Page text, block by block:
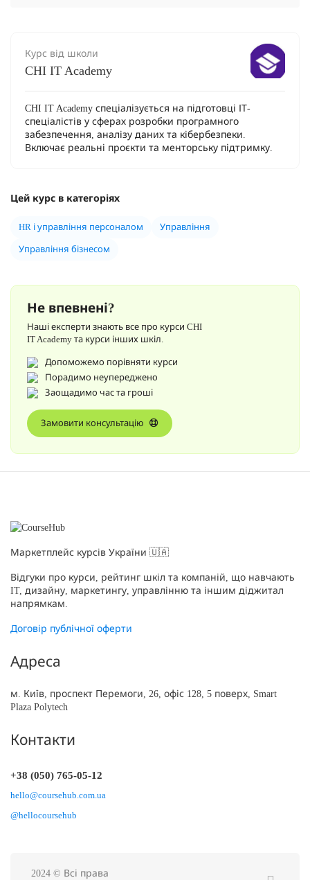
Курс від школи
CHI IT Academy
CHI IT Academy спеціалізується на підготовці ІТ-
спеціалістів у сферах розробки програмного
забезпечення, аналізу даних та кібербезпеки.
Включає реальні проєкти та менторську підтримку.
Цей курс в категоріях
HR і управління персоналом Управління
Управління бізнесом
Не впевнені?
Наші експерти знають все про курси CHI
IT Academy та курси інших шкіл.
Допоможемо порівняти курси
Порадимо неупереджено
Заощадимо час та гроші
Замовити консультацію
Маркетплейс курсів України 🇺🇦
Відгуки про курси, рейтинг шкіл та компаній, що навчають
IT, дизайну, маркетингу, управлінню та іншим діджитал
напрямкам.
Договір публічної оферти
Адреса
м. Київ, проспект Перемоги, 26, офіс 128, 5 поверх, Smart
Plaza Polytech
Контакти
+38 (050) 765-05-12
hello@coursehub.com.ua
@hellocoursehub
2024 © Всі права